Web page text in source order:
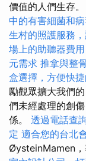
價值的人們生存
中的有害細菌和
生村的照護服務
場上的助聽器費用
元需求 推拿與整
盒選擇，方便快
勵觀眾擴大我們
們未經處理的創
係。 透過電話查
定 適合您的台北
ØysteinMamen，